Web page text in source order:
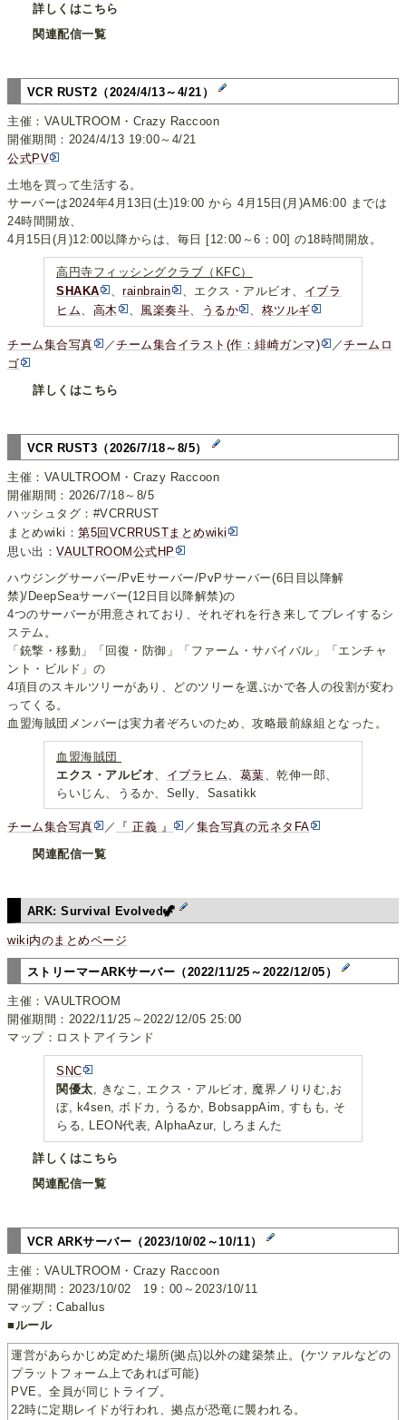
詳しくはこちら
関連配信一覧
VCR RUST2（2024/4/13～4/21）
主催：VAULTROOM・Crazy Raccoon
開催期間：2024/4/13 19:00～4/21
公式PV
土地を買って生活する。
サーバーは2024年4月13日(土)19:00 から 4月15日(月)AM6:00 までは
24時間開放、
4月15日(月)12:00以降からは、毎日 [12:00～6：00] の18時間開放。
高円寺フィッシングクラブ（KFC）
SHAKA
、rainbrain 、エクス・アルビオ、 イブラ
ヒム、 高木 、 風楽奏斗、 うるか 、 柊ツルギ
チーム集合写真 ／チーム集合イラスト(作：緋崎ガンマ) ／チームロ
ゴ
詳しくはこちら
VCR RUST3（2026/7/18～8/5）
主催：VAULTROOM・Crazy Raccoon
開催期間：2026/7/18～8/5
ハッシュタグ：#VCRRUST
まとめwiki：第5回VCRRUSTまとめwiki
思い出：VAULTROOM公式HP
ハウジングサーバー/PvEサーバー/PvPサーバー(6日目以降解
禁)/DeepSeaサーバー(12日目以降解禁)の
4つのサーバーが用意されており、それぞれを行き来してプレイするシ
ステム。
「銃撃・移動」「回復・防御」「ファーム・サバイバル」「エンチャ
ント・ビルド」の
4項目のスキルツリーがあり、どのツリーを選ぶかで各人の役割が変わ
ってくる。
血盟海賊団メンバーは実力者ぞろいのため、攻略最前線組となった。
血盟海賊団
エクス・アルビオ
イブラヒム 葛葉 、乾伸一郎、
らいじん、うるか、Selly、Sasatikk
チーム集合写真 ／ 『 正義 』 ／ 集合写真の元ネタFA
関連配信一覧
ARK: Survival Evolved🦖
wiki内のまとめページ
ストリーマーARKサーバー（2022/11/25～2022/12/05）
主催：VAULTROOM
開催期間：2022/11/25～2022/12/05 25:00
マップ：ロストアイランド
SNC
関優太, きなこ, エクス・アルビオ, 魔界ノりりむ,お
ぼ, k4sen, ボドカ, うるか, BobsappAim, すもも, そ
らる, LEON代表, AlphaAzur, しろまんた
詳しくはこちら
関連配信一覧
VCR ARKサーバー（2023/10/02～10/11）
主催：VAULTROOM・Crazy Raccoon
開催期間：2023/10/02 19：00～2023/10/11
マップ：Caballus
■ルール
運営があらかじめ定めた場所(拠点)以外の建築禁止。(ケツァルなどの
プラットフォーム上であれば可能)
PVE。全員が同じトライブ。
22時に定期レイドが行われ、拠点が恐竜に襲われる。